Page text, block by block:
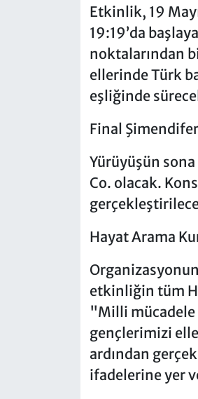
Etkinlik, 19
19:19’da
noktalarından
ellerinde Türk
eşliğinde
Final
Yürüyüşün
Co. olacak.
Hayat Arama
etkinliğin tüm
"Milli mücadele
gençlerimizi
ardından
ifadelerine yer